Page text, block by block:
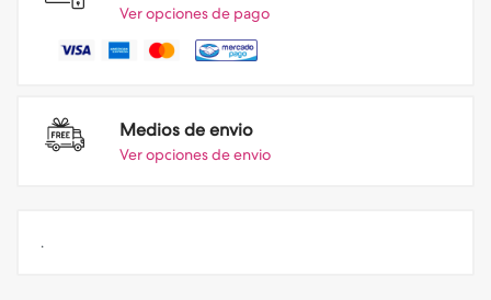
Ver opciones de pago
Medios de envio
Ver opciones de envio
.